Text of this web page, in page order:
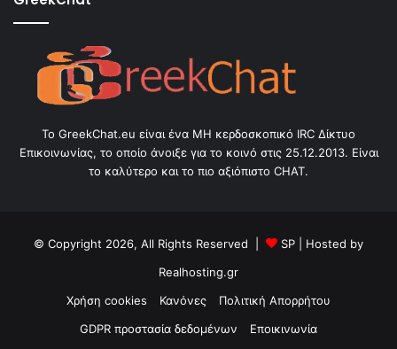
Το GreekChat.eu είναι ένα ΜΗ κερδοσκοπικό IRC Δίκτυο
Επικοινωνίας, το οποίο άνοιξε για το κοινό στις 25.12.2013. Είναι
το καλύτερο και το πιο αξιόπιστο CHAT.
© Copyright 2026, All Rights Reserved | SP | Hosted by
Realhosting.gr
Χρήση cookies
Κανόνες
Πολιτική Απορρήτου
GDPR προστασία δεδομένων
Εποικινωνία